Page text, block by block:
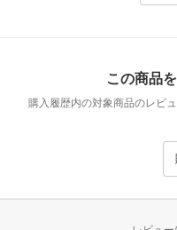
この商品
購入履歴内の対象商品のレビ